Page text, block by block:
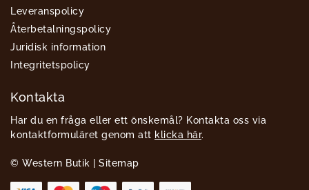
Leveranspolicy
Återbetalningspolicy
Juridisk information
Integritetspolicy
Kontakta
Har du en fråga eller ett önskemål? Kontakta oss via
kontaktformuläret genom att klicka här.
© Western Butik | Sitemap